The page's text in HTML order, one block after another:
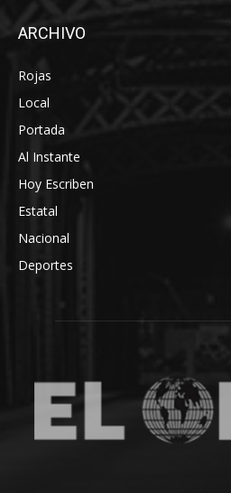
ARCHIVO
Rojas
Local
Portada
Al Instante
Hoy Escriben
Estatal
Nacional
Deportes